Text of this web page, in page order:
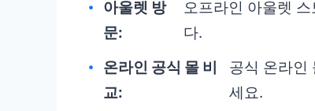
아울렛 방
문:
오프라인 아울렛
다.
온라인 공식 몰 비
교:
공식 온라인
세요.